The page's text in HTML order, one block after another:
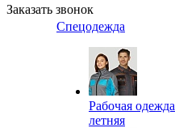
Заказать звонок
Спецодежда
Рабочая одежда
летняя